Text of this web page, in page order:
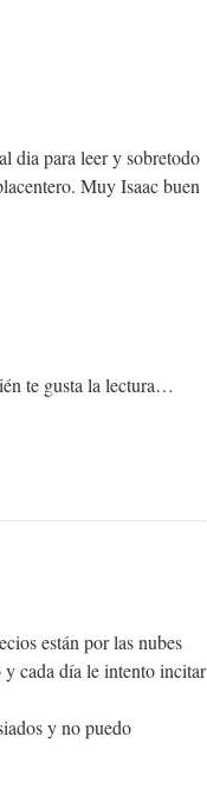
dia para leer y sobretodo
Muy Isaac buen
te gusta la lectura…
están por las nubes
cada día le intento incitar
y no puedo